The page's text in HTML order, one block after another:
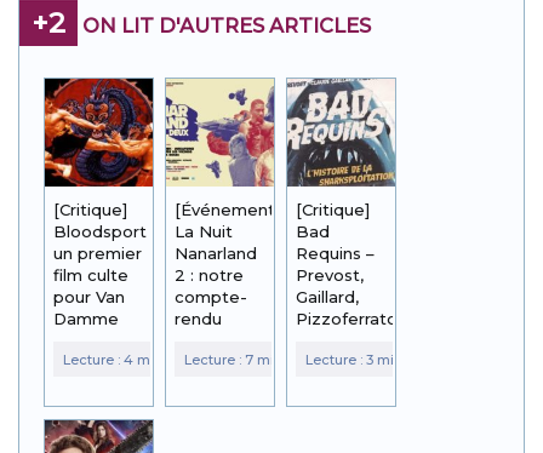
+2 ON LIT D'AUTRES ARTICLES
[Critique]
Bloodsport :
un premier
film culte
pour Van
Damme
[Événement]
La Nuit
Nanarland
2 : notre
compte-
rendu
[Critique]
Bad
Requins –
Prevost,
Gaillard,
Pizzoferrato